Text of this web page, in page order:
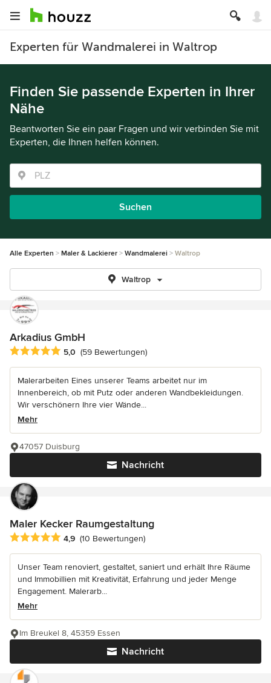
Experten für Wandmalerei in Waltrop
Finden Sie passende Experten in Ihrer
Nähe
Beantworten Sie ein paar Fragen und wir verbinden Sie mit
Experten, die Ihnen helfen können.
Suchen
Alle Experten Maler & Lackierer Wandmalerei Waltrop
Waltrop
Arkadius GmbH
Durchschnittliche Bewertung: 5 von 5 Sternen
5,0 (59 Bewertungen)
Malerarbeiten Eines unserer Teams arbeitet nur im
Innenbereich, ob mit Putz oder anderen Wandbekleidungen.
Wir verschönern Ihre vier Wände...
Mehr
Nachricht
47057 Duisburg
Maler Kecker Raumgestaltung
Durchschnittliche Bewertung: 4.9 von 5 Sternen
4,9 (10 Bewertungen)
Unser Team renoviert, gestaltet, saniert und erhält Ihre Räume
und Immobillien mit Kreativität, Erfahrung und jeder Menge
Engagement. Malerarb...
Mehr
Nachricht
Im Breukel 8, 45359 Essen